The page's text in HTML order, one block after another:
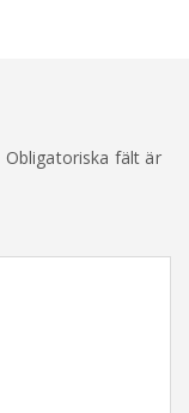
Obligatoriska fält är